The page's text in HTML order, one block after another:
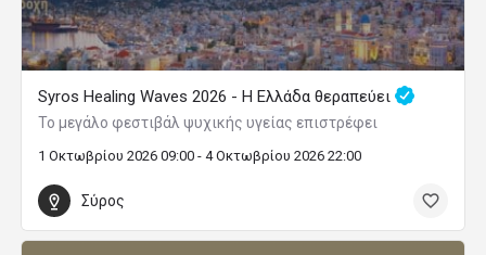
Syros Healing Waves 2026 - Η Ελλάδα θεραπεύει
Το μεγάλο φεστιβάλ ψυχικής υγείας επιστρέφει
1 Οκτωβρίου 2026 09:00 - 4 Οκτωβρίου 2026 22:00
Σύρος